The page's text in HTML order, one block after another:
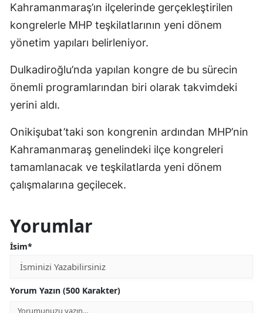
Kahramanmaraş’ın ilçelerinde gerçekleştirilen
kongrelerle MHP teşkilatlarının yeni dönem
yönetim yapıları belirleniyor.
Dulkadiroğlu’nda yapılan kongre de bu sürecin
önemli programlarından biri olarak takvimdeki
yerini aldı.
Onikişubat’taki son kongrenin ardından MHP’nin
Kahramanmaraş genelindeki ilçe kongreleri
tamamlanacak ve teşkilatlarda yeni dönem
çalışmalarına geçilecek.
Yorumlar
İsim*
Yorum Yazın (500 Karakter)